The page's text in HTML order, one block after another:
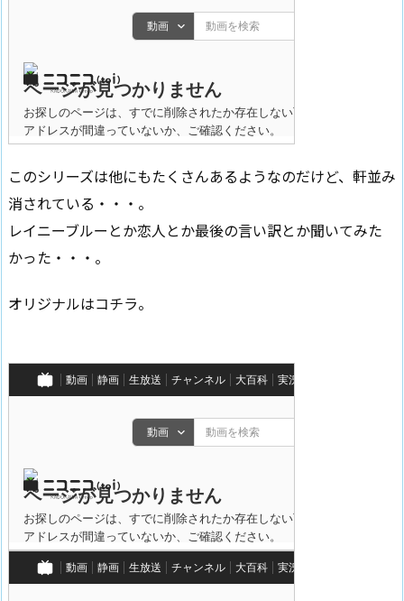
このシリーズは他にもたくさんあるようなのだけど、軒並み
消されている・・・。
レイニーブルーとか恋人とか最後の言い訳とか聞いてみた
かった・・・。
オリジナルはコチラ。